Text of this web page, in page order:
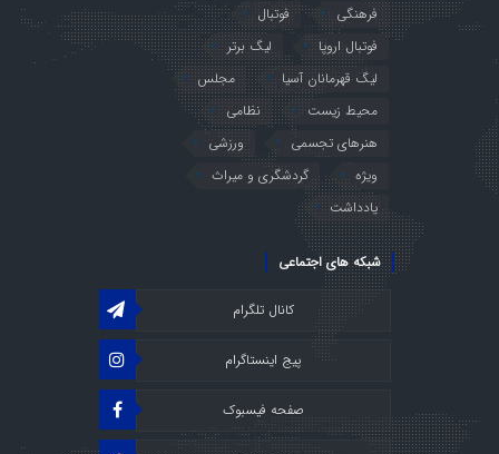
فرهنگی
فوتبال
فوتبال اروپا
لیگ برتر
لیگ قهرمانان آسیا
مجلس
محیط زیست
نظامی
هنرهای تجسمی
ورزشی
ویژه
گردشگری و میراث
یادداشت
شبکه های اجتماعی
کانال تلگرام
پیج اینستاگرام
صفحه فیسبوک